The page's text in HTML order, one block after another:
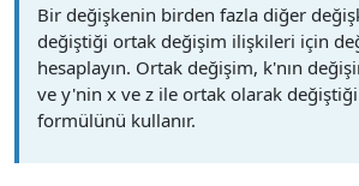
Bir değişkenin birden fazla diğer
değiştiği ortak değişim ilişkileri için
hesaplayın. Ortak değişim, k'nın
ve y'nin x ve z ile ortak olarak
formülünü kullanır.